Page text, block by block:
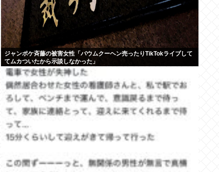
ジャンポケ斉藤の被害女性「バウムクーヘン売ったりTikTokライブして
てムカついたから示談しなかった」